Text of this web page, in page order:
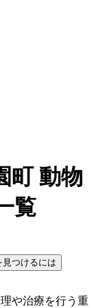
町 動物
覧
つけるには
や治療を行う重